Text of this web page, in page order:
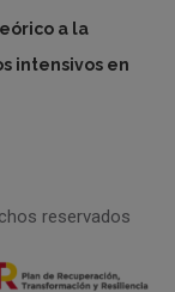
a la
intensivos en
reservados